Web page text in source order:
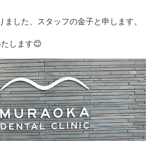
ました、スタッフの金子と申します。
します😊